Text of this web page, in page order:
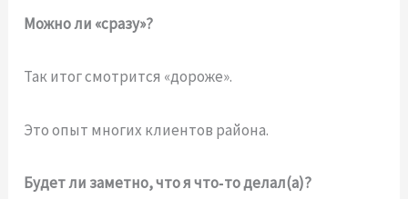
Можно ли «сразу»?
Так итог смотрится «дороже».
Это опыт многих клиентов района.
Будет ли заметно, что я что‑то делал(а)?